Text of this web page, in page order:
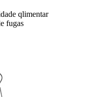
qlimentar
fugas